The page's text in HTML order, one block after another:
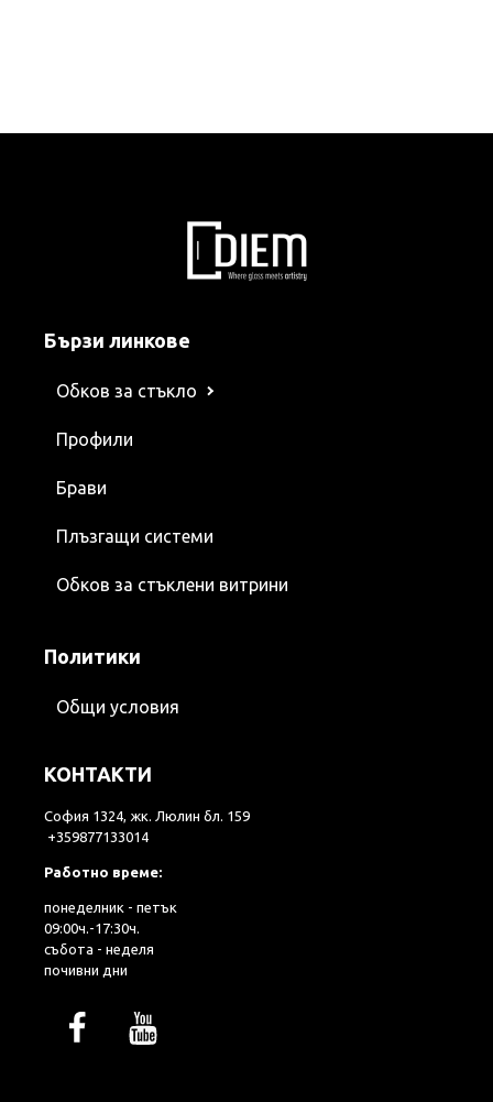
Бързи линкове
Обков за стъкло
Профили
Брави
Плъзгащи системи
Обков за стъклени витрини
Политики
Общи условия
КОНТАКТИ
София 1324, жк. Люлин бл. 159
+359877133014
Работно време:
понеделник - петък
09:00ч.-17:30ч.
събота - неделя
почивни дни